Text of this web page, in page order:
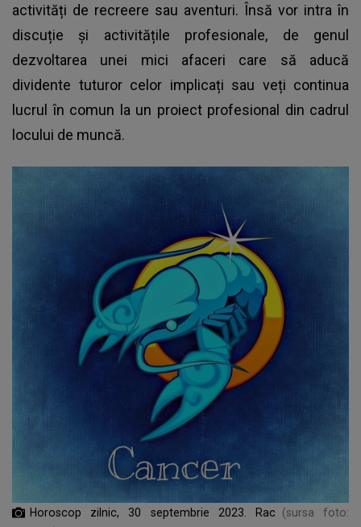
activități de recreere sau aventuri. Însă vor intra în
discuție și activitățile profesionale, de genul
dezvoltarea unei mici afaceri care să aducă
dividente tuturor celor implicați sau veți continua
lucrul în comun la un proiect profesional din cadrul
locului de muncă.
Horoscop zilnic, 30 septembrie 2023. Rac
(sursa foto: